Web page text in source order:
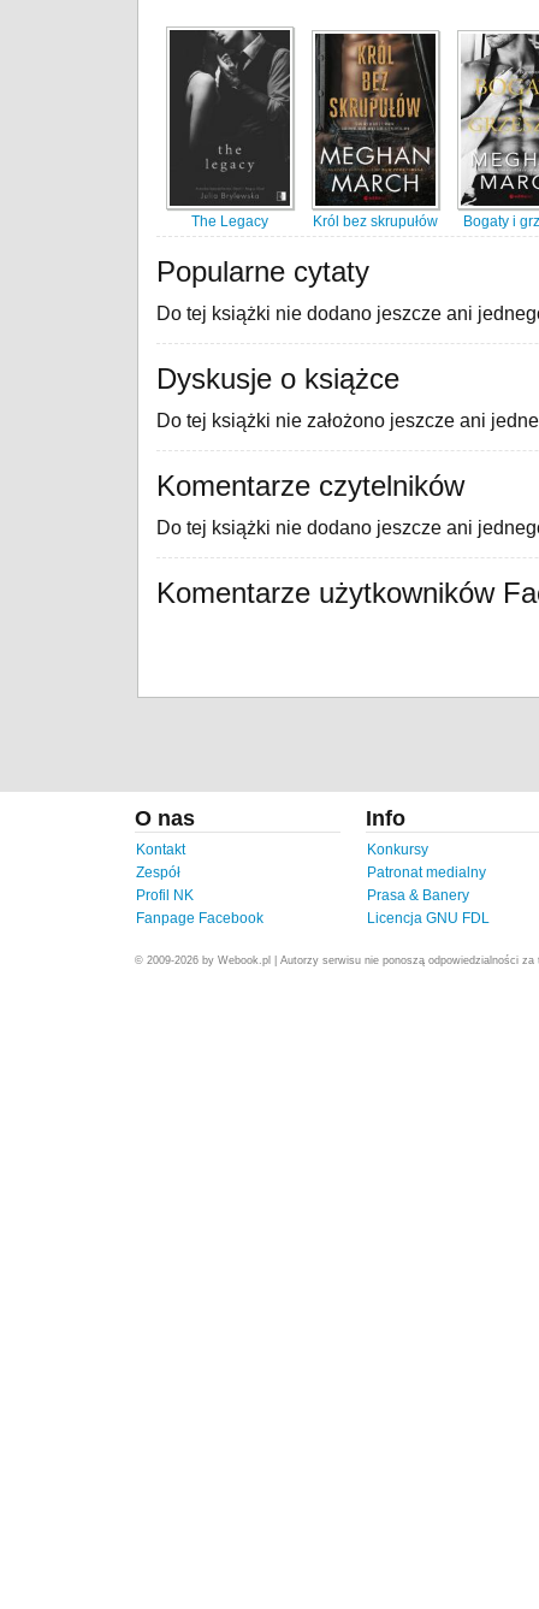
The Legacy Król bez skrupułów Bogaty i
Popularne cytaty
Do tej książki nie dodano jeszcze ani
Dyskusje o książce
Do tej książki nie założono jeszcze ani
Komentarze czytelników
Do tej książki nie dodano jeszcze ani
Komentarze użytkowników
O nas
Kontakt
Zespół
Profil NK
Fanpage Facebook
Info
Konkursy
Patronat medialny
Prasa & Banery
Licencja GNU FDL
© 2009-2026 by Webook.pl | Autorzy serwisu nie ponoszą odpowiedzialności